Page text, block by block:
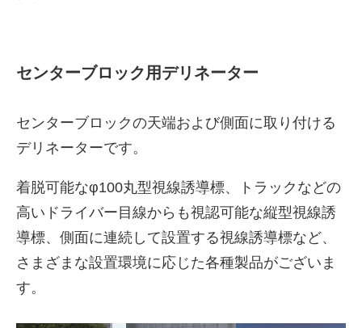
センターブロック用デリネーター
センターブロックの天端および側面に取り付ける
デリネーターです。
着脱可能なφ100丸型視線誘導標、トラックなどの
高いドライバー目線からも視認可能な縦型視線誘
導標、側面に連続して設置する視線誘導標など、
さまざまな設置環境に応じた各種製品がございま
す。